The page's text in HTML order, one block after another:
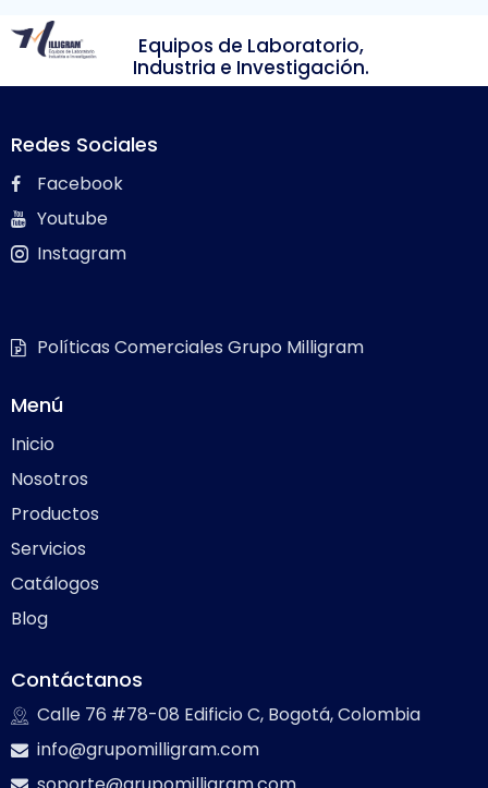
Equipos de Laboratorio,
Industria e Investigación.
Redes Sociales
Facebook
Youtube
Instagram
Políticas Comerciales Grupo Milligram
Menú
Inicio
Nosotros
Productos
Servicios
Catálogos
Blog
Contáctanos
Calle 76 #78-08 Edificio C, Bogotá, Colombia
info@grupomilligram.com